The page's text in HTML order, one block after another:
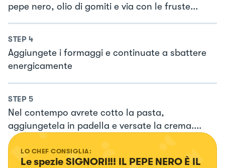
pepe nero, olio di gomiti e via con le fruste...
STEP 4
Aggiungete i formaggi e continuate a sbattere
energicamente
STEP 5
Nel contempo avrete cotto la pasta,
aggiungetela in padella e versate la crema....
LO CHEF CONSIGLIA:
Le spezie SIGNORI!!! IL PEPE NERO È IL